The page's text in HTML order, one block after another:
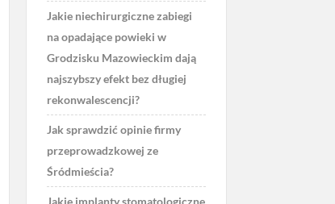
Jakie niechirurgiczne zabiegi
na opadające powieki w
Grodzisku Mazowieckim dają
najszybszy efekt bez długiej
rekonwalescencji?
Jak sprawdzić opinie firmy
przeprowadzkowej ze
Śródmieścia?
Jakie implanty stomatologiczne